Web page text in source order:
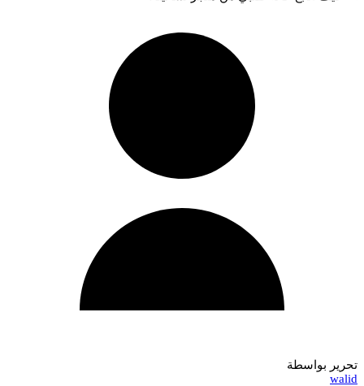
تحرير بواسطة
walid